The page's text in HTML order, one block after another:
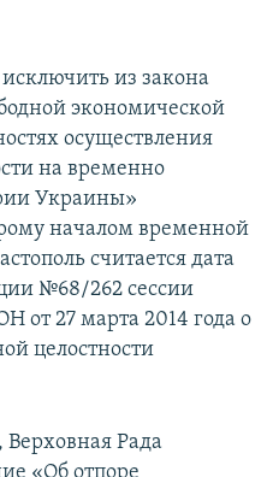
из закона
экономической
осуществления
на временно
Украины»
началом временной
считается дата
№68/262 сессии
от 27 марта 2014 года о
целостности
Верховная Рада